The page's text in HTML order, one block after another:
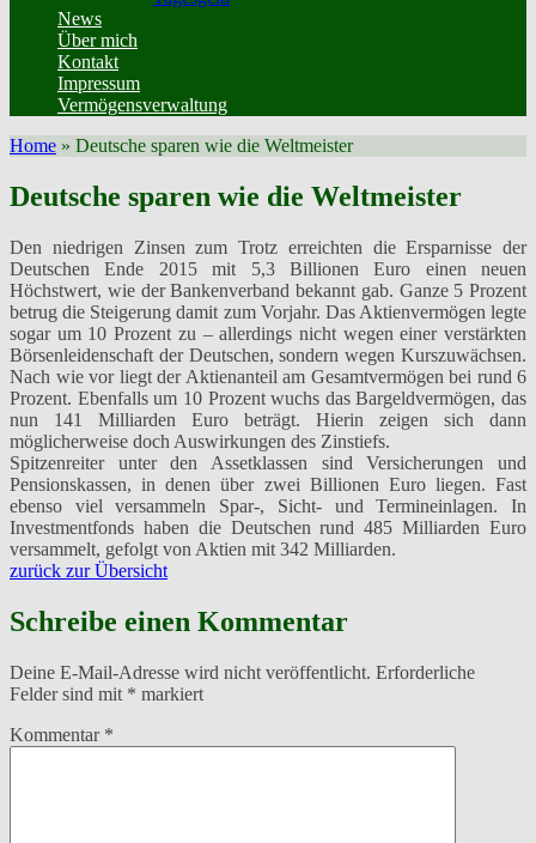
News
Über mich
Kontakt
Impressum
Vermögensverwaltung
Home » Deutsche sparen wie die Weltmeister
Deutsche sparen wie die Weltmeister
Den niedrigen Zinsen zum Trotz erreichten die Ersparnisse der
Deutschen Ende 2015 mit 5,3 Billionen Euro einen neuen
Höchstwert, wie der Bankenverband bekannt gab. Ganze 5 Prozent
betrug die Steigerung damit zum Vorjahr. Das Aktienvermögen legte
sogar um 10 Prozent zu – allerdings nicht wegen einer verstärkten
Börsenleidenschaft der Deutschen, sondern wegen Kurszuwächsen.
Nach wie vor liegt der Aktienanteil am Gesamtvermögen bei rund 6
Prozent. Ebenfalls um 10 Prozent wuchs das Bargeldvermögen, das
nun 141 Milliarden Euro beträgt. Hierin zeigen sich dann
möglicherweise doch Auswirkungen des Zinstiefs.
Spitzenreiter unter den Assetklassen sind Versicherungen und
Pensionskassen, in denen über zwei Billionen Euro liegen. Fast
ebenso viel versammeln Spar-, Sicht- und Termineinlagen. In
Investmentfonds haben die Deutschen rund 485 Milliarden Euro
versammelt, gefolgt von Aktien mit 342 Milliarden.
zurück zur Übersicht
Schreibe einen Kommentar
Deine E-Mail-Adresse wird nicht veröffentlicht. Erforderliche
Felder sind mit * markiert
Kommentar *